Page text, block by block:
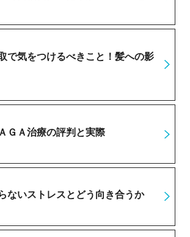
で気をつけるべきこと！髪への影
ＧＡ治療の評判と実際
ないストレスとどう向き合うか